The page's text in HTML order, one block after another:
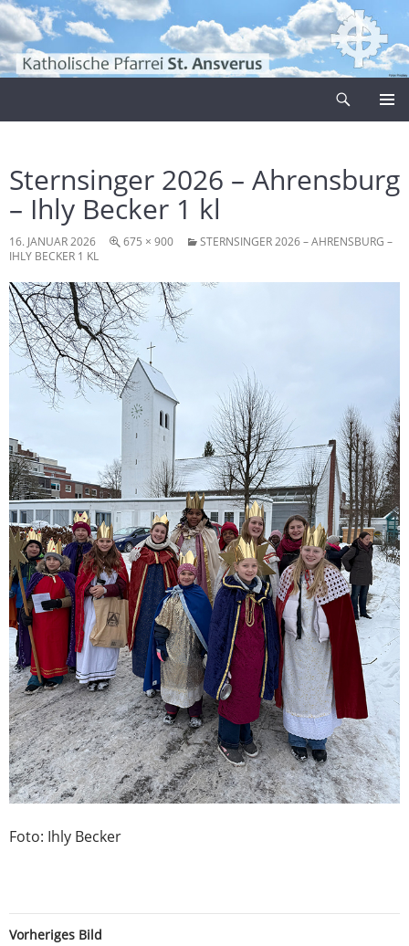
Zum
Inhalt
springen
Sternsinger 2026 – Ahrensburg
– Ihly Becker 1 kl
16. JANUAR 2026 675 × 900
STERNSINGER 2026 – AHRENSBURG –
IHLY BECKER 1 KL
Foto: Ihly Becker
Vorheriges Bild